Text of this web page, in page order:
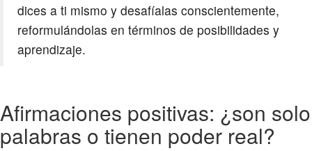
dices a ti mismo y desafíalas conscientemente,
reformulándolas en términos de posibilidades y
aprendizaje.
Afirmaciones positivas: ¿son solo
palabras o tienen poder real?